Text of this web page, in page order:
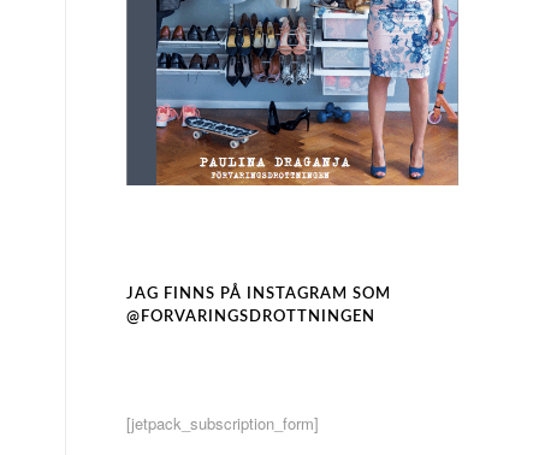
JAG FINNS PÅ INSTAGRAM SOM
@FORVARINGSDROTTNINGEN
[jetpack_subscription_form]